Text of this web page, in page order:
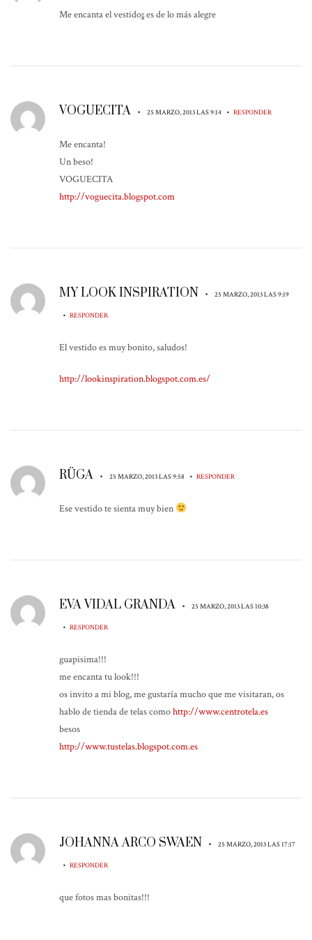
Me encanta el vestido¡¡ es de lo más alegre
VOGUECITA • 25 MARZO, 2013 LAS 9:14 • RESPONDER
Me encanta!
Un beso!
VOGUECITA
http://voguecita.blogspot.com
MY LOOK INSPIRATION • 25 MARZO, 2013 LAS 9:19
• RESPONDER
El vestido es muy bonito, saludos!
http://lookinspiration.blogspot.com.es/
RÜGA • 25 MARZO, 2013 LAS 9:58 • RESPONDER
Ese vestido te sienta muy bien
EVA VIDAL GRANDA • 25 MARZO, 2013 LAS 10:38
• RESPONDER
guapisima!!!
me encanta tu look!!!
os invito a mi blog, me gustaría mucho que me visitaran, os
hablo de tienda de telas comohttp://www.centrotela.es
besos
http://www.tustelas.blogspot.com.es
JOHANNA ARCO SWAEN • 25 MARZO, 2013 LAS 17:17
• RESPONDER
que fotos mas bonitas!!!